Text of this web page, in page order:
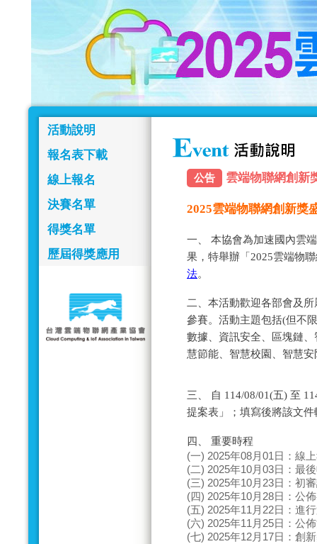
活動說明
報名表下載
線上報名
決賽名單
得獎名單
歷屆得獎應用
公告 雲端物聯網創新
2025雲端物聯網創新獎
一、 本協會為加速國內雲
果，特舉辦「2025雲端物
法。
二、本活動歡迎各部會及
參賽。活動主題包括(但不
數據、資訊安全、區塊鏈
慧節能、智慧校園、智慧
三、 自 114/08/01(五) 至
提案表」；填寫後將該文
四、 重要時程
(一) 2025年08月01日：線
(二) 2025年10月03日：最
(三) 2025年10月23日：初
(四) 2025年10月28日：公
(五) 2025年11月22日：進
(六) 2025年11月25日：公
(七) 2025年12月17日：創